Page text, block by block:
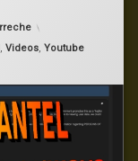
7, 2026
, Videos, Youtube